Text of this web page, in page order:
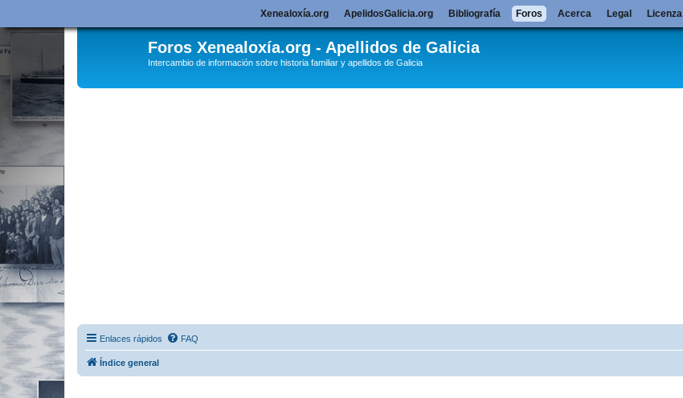
Foros Xenealoxía.org - Apellidos de Galicia
Intercambio de información sobre historia familiar y apellidos de Galicia
Enlaces rápidos FAQ
Índice general
Xenealoxía.org ApelidosGalicia.org Bibliografía Foros Acerca Legal Licenza